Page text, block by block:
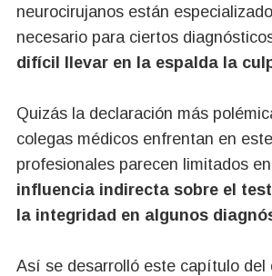
neurocirujanos están
necesario para ciertos
difícil llevar en la espalda la
Quizás la declaración más
colegas médicos enfrentan en
profesionales parecen limitados
influencia indirecta sobre el
la integridad en algunos
Así se desarrolló este capítulo del